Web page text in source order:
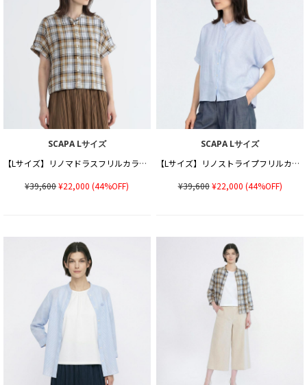
SCAPA Lサイズ
【Lサイズ】リノマドラスフリルカラーブラウス
¥39,600¥22,000 (44%OFF)
SCAPA Lサイズ
【Lサイズ】リノストライプフリルカラーブラウス
¥39,600¥22,000 (44%OFF)